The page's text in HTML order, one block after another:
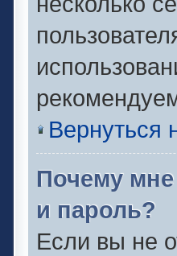
Вернуться
Почему
и пароль?
Если вы не